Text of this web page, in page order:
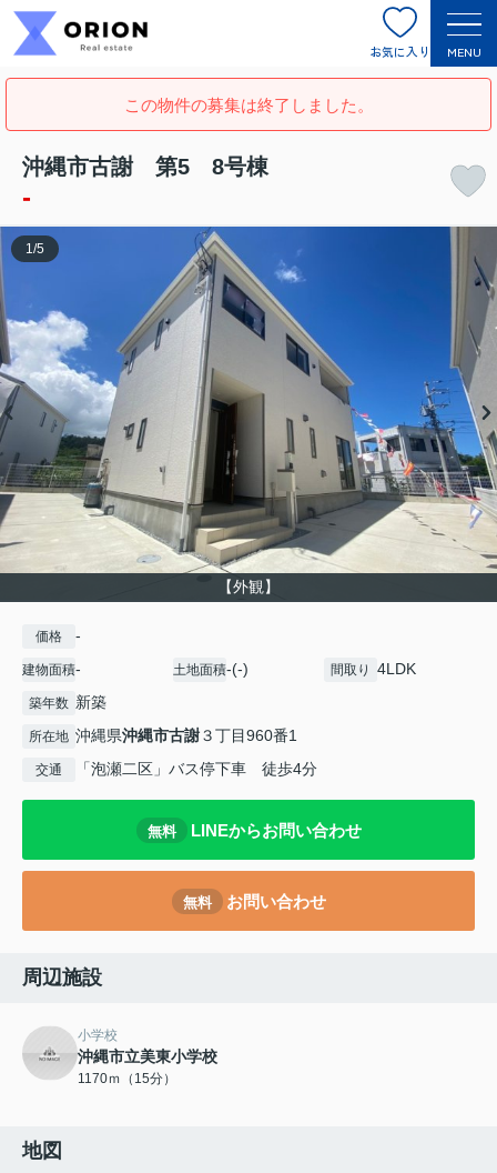
お気に入り MENU
この物件の募集は終了しました。
沖縄市古謝 第5 8号棟
-
【外観】
1 /5
価格 -
建物面積- 土地面積-(-) 間取り 4LDK
築年数 新築
所在地 沖縄県沖縄市古謝３丁目960番1
交通 「泡瀬二区」バス停下車 徒歩4分
無料 LINEからお問い合わせ
無料 お問い合わせ
周辺施設
小学校
沖縄市立美東小学校
1170ｍ（15分）
地図